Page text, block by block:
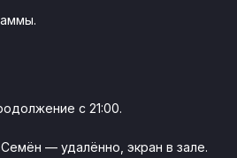
с 21:00.
— удалённо, экран в зале.